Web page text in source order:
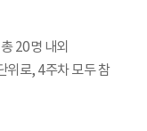
20명 내외
위로, 4주차 모두 참